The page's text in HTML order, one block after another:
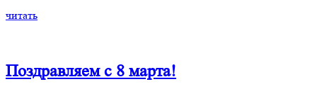
читать
Поздравляем с 8 марта!